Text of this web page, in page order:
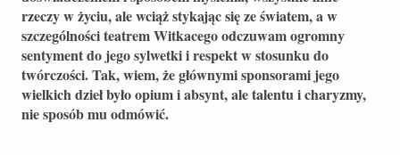
rzeczy w życiu, ale wciąż stykając się ze światem, a w
szczególności teatrem Witkacego odczuwam ogromny
sentyment do jego sylwetki i respekt w stosunku do
twórczości. Tak, wiem, że głównymi sponsorami jego
wielkich dzieł było opium i absynt, ale talentu i charyzmy,
nie sposób mu odmówić.